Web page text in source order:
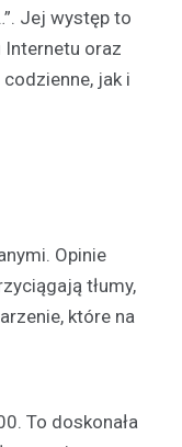
Jej występ to
Internetu oraz
jak i
Opinie
tłumy,
które na
To doskonała
sezonu
Moszczenica.